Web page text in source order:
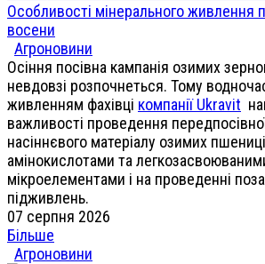
Особливості мінерального живлення
восени
Агроновини
Осіння посівна кампанія озимих
невдовзі розпочнеться. Тому
живленням фахівці компанії Ukravit
важливості проведення
насіннєвого матеріалу озимих
амінокислотами та
мікроелементами і на проведенні
підживлень.
07 серпня 2026
Більше
Агроновини